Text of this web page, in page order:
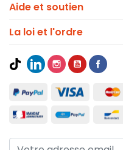
Aide et soutien
La loi et l'ordre